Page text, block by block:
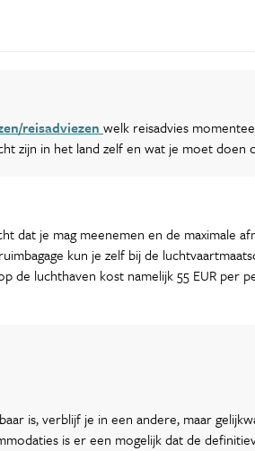
reisadviezen welk reisadvies
zijn in het land zelf en wat je moet doen
dat je mag meenemen en de maximale
kun je zelf bij de
de luchthaven kost namelijk 55 EUR per
is, verblijf je in een andere, maar
is er een mogelijk dat de